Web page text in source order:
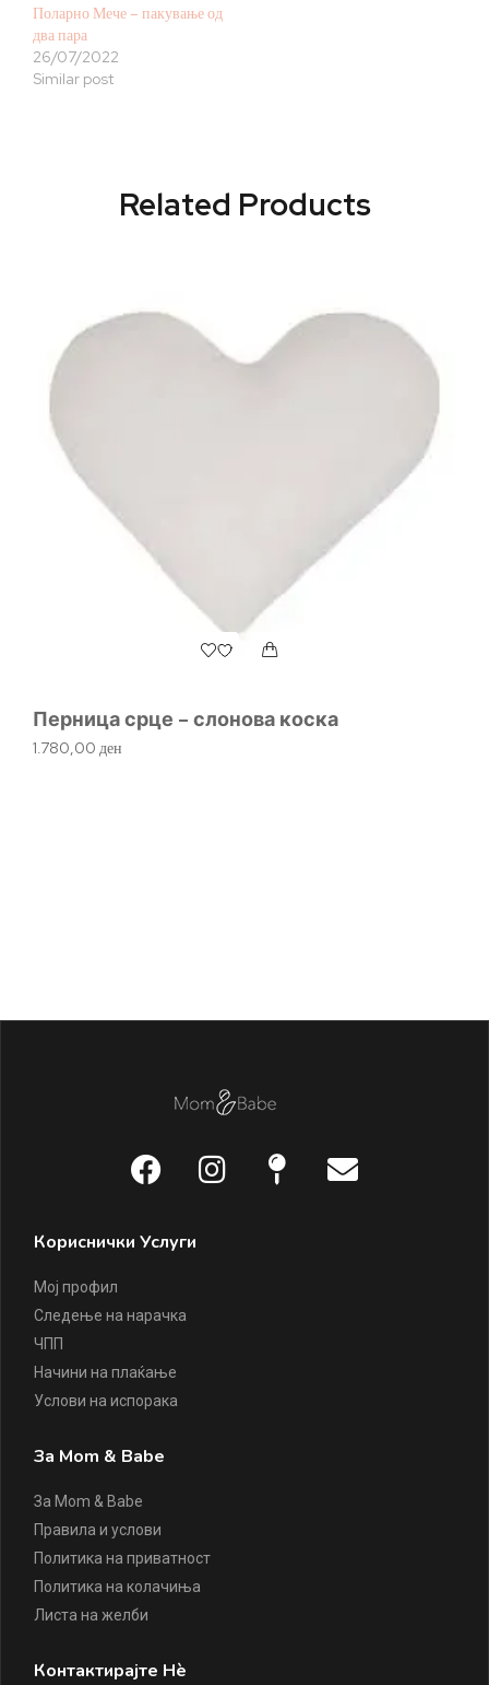
Поларно Мече – пакување од
два пара
26/07/2022
Similar post
Related Products
Перница срце – слонова коска
1.780,00 ден
Кориснички Услуги
Мој профил
Следење на нарачка
ЧПП
Начини на плаќање
Услови на испорака
За Mom & Babe
За Mom & Babe
Правила и услови
Политика на приватност
Политика на колачиња
Листа на желби
Контактирајте Нè